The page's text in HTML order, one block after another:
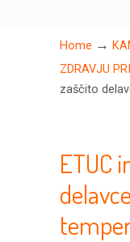
Home →
ZDRAVJU
zaščito
ETUC